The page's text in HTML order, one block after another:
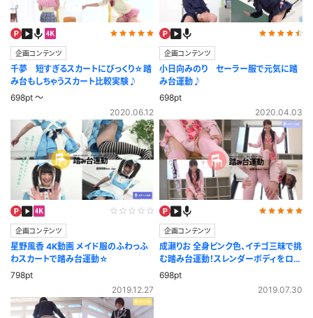
企画コンテンツ
千夢 短すぎるスカートにびっくり☆踏
み台もしちゃうスカート比較実験♪
698pt ～
2020.06.12
企画コンテンツ
小日向みのり セーラー服で元気に踏
み台運動♪
698pt
2020.04.03
企画コンテンツ
星野風香 4K動画 メイド服のふわっふ
わスカートで踏み台運動☆
798pt
2019.12.27
企画コンテンツ
成瀬りお 全身ピンク色、イチゴ三昧で挑
む踏み台運動！スレンダーボディをロー
アングルで！
698pt
2019.07.30